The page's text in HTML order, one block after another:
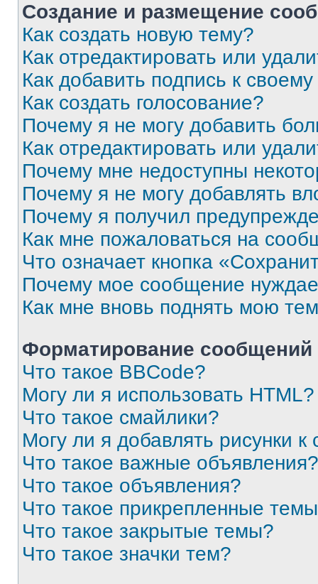
Создание и размещение
Как создать новую тему?
Как отредактировать или
Как добавить подпись к
Как создать голосование?
Почему я не могу добавить
Как отредактировать или
Почему мне недоступны
Почему я не могу добавлять
Почему я получил
Как мне пожаловаться на
Что означает кнопка
Почему мое сообщение
Как мне вновь поднять мою
Форматирование
Что такое BBCode?
Могу ли я использовать HTML?
Что такое смайлики?
Могу ли я добавлять рисунки
Что такое важные объявления?
Что такое объявления?
Что такое прикрепленные
Что такое закрытые темы?
Что такое значки тем?